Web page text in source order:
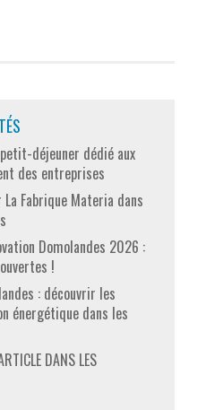
déjeuner dédié aux
des entreprises
Fabrique Materia dans
Domolandes 2026 :
!
: découvrir les
énergétique dans les
DANS LES